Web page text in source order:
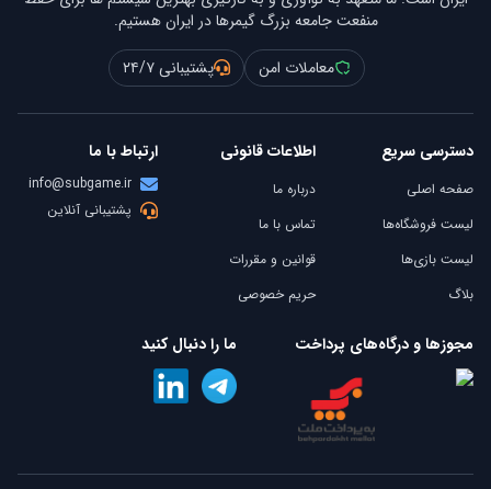
منفعت جامعه بزرگ گیمرها در ایران هستیم.
معاملات امن
پشتیبانی ۲۴/۷
دسترسی سریع
صفحه اصلی
لیست فروشگاه‌ها
لیست بازی‌ها
بلاگ
اطلاعات قانونی
درباره ما
تماس با ما
قوانین و مقررات
حریم خصوصی
ارتباط با ما
info@subgame.ir
پشتیبانی آنلاین
مجوزها و درگاه‌های پرداخت ما را دنبال کنید